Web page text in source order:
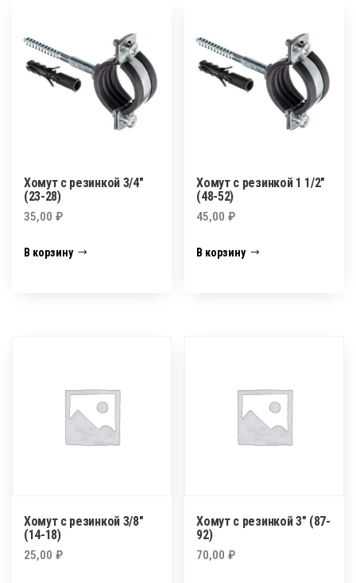
Хомут с резинкой 3/4″
(23-28)
35,00 ₽
В корзину
Хомут с резинкой 1 1/2″
(48-52)
45,00₽
В корзину
Хомут с резинкой 3/8″
(14-18)
25,00 ₽
Хомут с резинкой 3″ (87-
92)
70,00₽